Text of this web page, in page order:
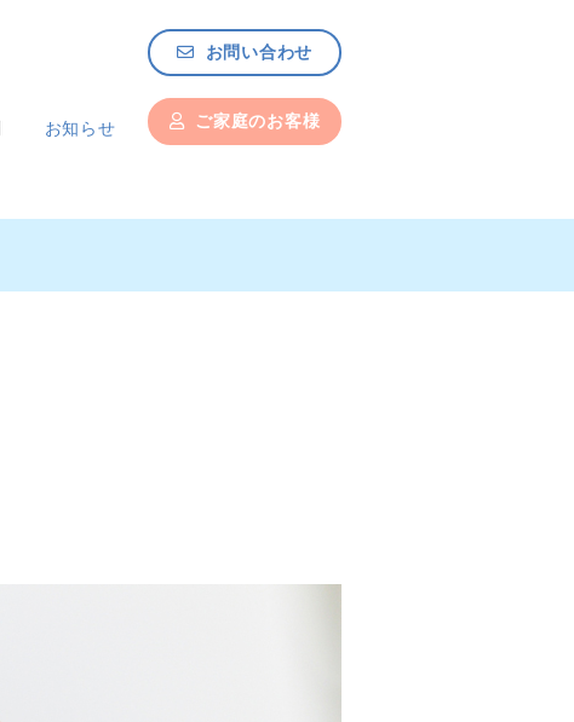
お問い合わせ
ご家庭のお客様
お知らせ